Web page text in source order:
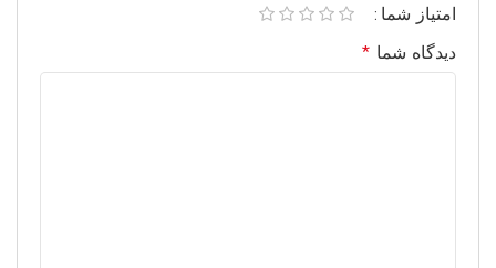
امتیاز شما
دیدگاه شما *